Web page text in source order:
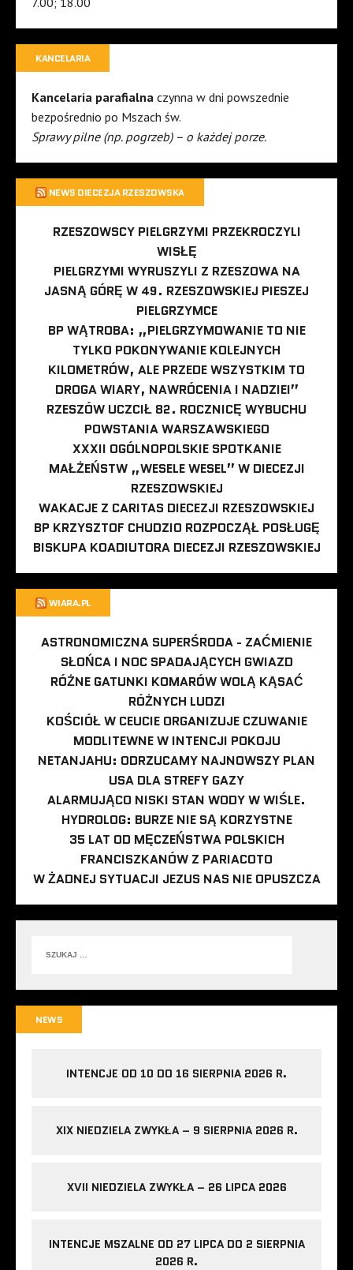
KANCELARIA
Kancelaria parafialna czynna w dni powszednie
bezpośrednio po Mszach św.
Sprawy pilne (np. pogrzeb) – o każdej porze.
NEWS DIECEZJA RZESZOWSKA
RZESZOWSCY PIELGRZYMI PRZEKROCZYLI
WISŁĘ
PIELGRZYMI WYRUSZYLI Z RZESZOWA NA
JASNĄ GÓRĘ W 49. RZESZOWSKIEJ PIESZEJ
PIELGRZYMCE
BP WĄTROBA: „PIELGRZYMOWANIE TO NIE
TYLKO POKONYWANIE KOLEJNYCH
KILOMETRÓW, ALE PRZEDE WSZYSTKIM TO
DROGA WIARY, NAWRÓCENIA I NADZIEI”
RZESZÓW UCZCIŁ 82. ROCZNICĘ WYBUCHU
POWSTANIA WARSZAWSKIEGO
XXXII OGÓLNOPOLSKIE SPOTKANIE
MAŁŻEŃSTW „WESELE WESEL” W DIECEZJI
RZESZOWSKIEJ
WAKACJE Z CARITAS DIECEZJI RZESZOWSKIEJ
BP KRZYSZTOF CHUDZIO ROZPOCZĄŁ POSŁUGĘ
BISKUPA KOADIUTORA DIECEZJI RZESZOWSKIEJ
WIARA.PL
ASTRONOMICZNA SUPERŚRODA - ZAĆMIENIE
SŁOŃCA I NOC SPADAJĄCYCH GWIAZD
RÓŻNE GATUNKI KOMARÓW WOLĄ KĄSAĆ
RÓŻNYCH LUDZI
KOŚCIÓŁ W CEUCIE ORGANIZUJE CZUWANIE
MODLITEWNE W INTENCJI POKOJU
NETANJAHU: ODRZUCAMY NAJNOWSZY PLAN
USA DLA STREFY GAZY
ALARMUJĄCO NISKI STAN WODY W WIŚLE.
HYDROLOG: BURZE NIE SĄ KORZYSTNE
35 LAT OD MĘCZEŃSTWA POLSKICH
FRANCISZKANÓW Z PARIACOTO
W ŻADNEJ SYTUACJI JEZUS NAS NIE OPUSZCZA
NEWS
INTENCJE OD 10 DO 16 SIERPNIA 2026 R.
XIX NIEDZIELA ZWYKŁA – 9 SIERPNIA 2026 R.
XVII NIEDZIELA ZWYKŁA – 26 LIPCA 2026
INTENCJE MSZALNE OD 27 LIPCA DO 2 SIERPNIA
2026 R.